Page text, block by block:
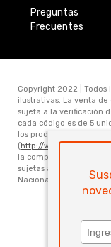
Preguntas
Frecuentes
Copyright 2022 | Todos
ilustrativas. La venta
sujeta a la verificación
cada código es de 5
los productos
( http://
la compra online. Las
sujetas a cambios sin
Nacional Nro 168 Km